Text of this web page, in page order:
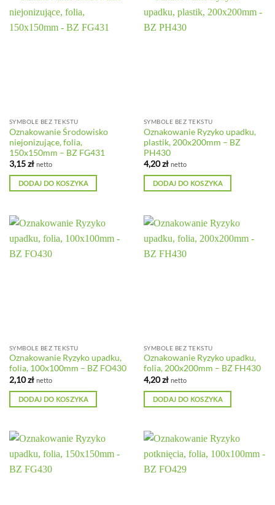
SYMBOLE BEZ TEKSTU
Oznakowanie Środowisko
niejonizujące, folia,
150x150mm – BZ FG431
3,15zł netto
DODAJ DO KOSZYKA
SYMBOLE BEZ TEKSTU
Oznakowanie Ryzyko upadku,
plastik, 200x200mm – BZ
PH430
4,20zł netto
DODAJ DO KOSZYKA
SYMBOLE BEZ TEKSTU
Oznakowanie Ryzyko upadku,
folia, 100x100mm – BZ FO430
2,10zł netto
DODAJ DO KOSZYKA
SYMBOLE BEZ TEKSTU
Oznakowanie Ryzyko upadku,
folia, 200x200mm – BZ FH430
4,20zł netto
DODAJ DO KOSZYKA